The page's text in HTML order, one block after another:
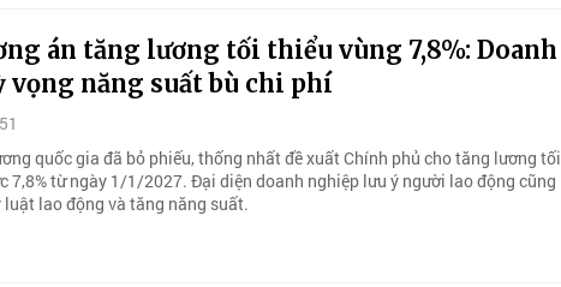
án tăng lương tối thiểu vùng 7,8%: Doanh
vọng năng suất bù chi phí
quốc gia đã bỏ phiếu, thống nhất đề xuất Chính phủ cho tăng lương tối
7,8% từ ngày 1/1/2027. Đại diện doanh nghiệp lưu ý người lao động cũng
luật lao động và tăng năng suất.